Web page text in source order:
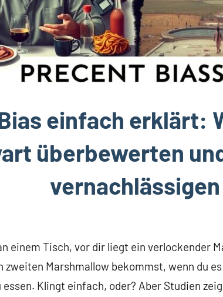
einfach erklärt:
überbewerten
vernachlässigen
einem Tisch, vor dir liegt ein verlockender
zweiten Marshmallow bekommst, wenn du
Klingt einfach, oder? Aber Studien